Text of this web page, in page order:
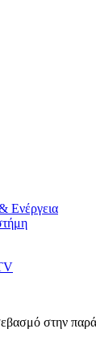
Ενέργεια
στην